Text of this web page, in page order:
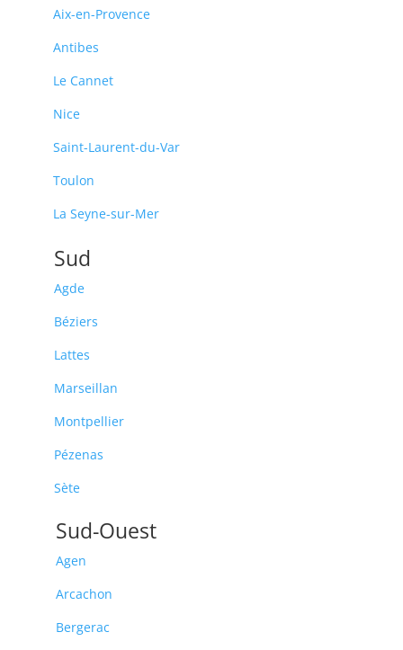
Aix-en-Provence
Antibes
Le Cannet
Nice
Saint-Laurent-du-Var
Toulon
La Seyne-sur-Mer
Sud
Agde
Béziers
Lattes
Marseillan
Montpellier
Pézenas
Sète
Sud-Ouest
Agen
Arcachon
Bergerac